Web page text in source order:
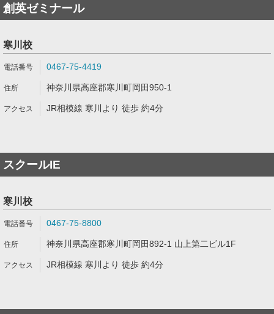
創英ゼミナール
寒川校
0467-75-4419
神奈川県高座郡寒川町岡田950-1
JR相模線 寒川より 徒歩 約4分
スクールIE
寒川校
0467-75-8800
神奈川県高座郡寒川町岡田892-1 山上第二ビル1F
JR相模線 寒川より 徒歩 約4分